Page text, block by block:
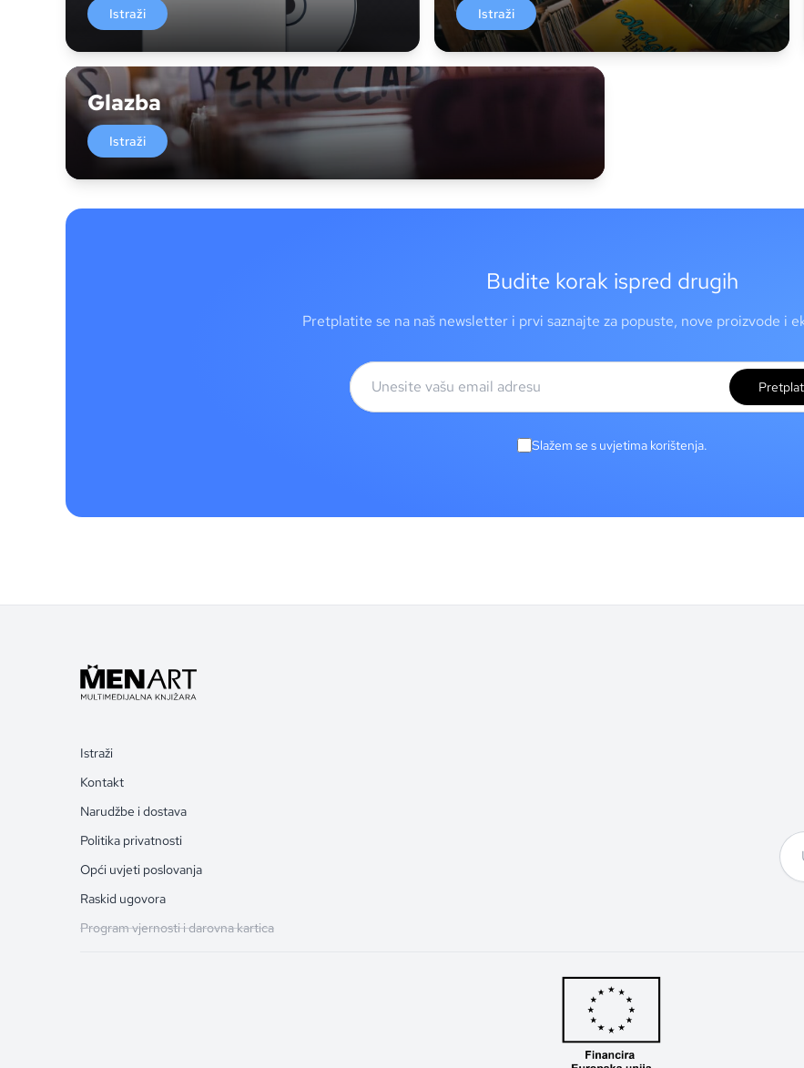
Istraži Istraži
Glazba
Istraži
Budite korak ispred drugih
Pretplatite se na naš newsletter i prvi saznajte za popuste, nove proizvode i
Slažem se s uvjetima korištenja.
Istraži
Kontakt
Narudžbe i dostava
Politika privatnosti
Opći uvjeti poslovanja
Raskid ugovora
Program vjernosti i darovna kartica